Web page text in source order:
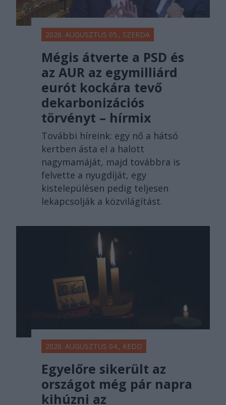
2026. AUGUSZTUS 05., SZERDA
Mégis átverte a PSD és
az AUR az egymilliárd
eurót kockára tevő
dekarbonizációs
törvényt – hírmix
További híreink: egy nő a hátsó
kertben ásta el a halott
nagymamáját, majd továbbra is
felvette a nyugdíját, egy
kistelepülésen pedig teljesen
lekapcsolják a közvilágítást.
2026. AUGUSZTUS 04., KEDD
Egyelőre sikerült az
országot még pár napra
kihúzni az